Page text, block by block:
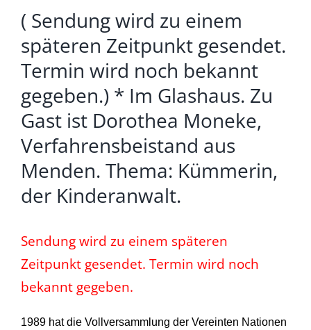
( Sendung wird zu einem
späteren Zeitpunkt gesendet.
Termin wird noch bekannt
gegeben.) * Im Glashaus. Zu
Gast ist Dorothea Moneke,
Verfahrensbeistand aus
Menden. Thema: Kümmerin,
der Kinderanwalt.
Sendung wird zu einem späteren
Zeitpunkt gesendet. Termin wird noch
bekannt gegeben.
1989 hat die Vollversammlung der Vereinten Nationen